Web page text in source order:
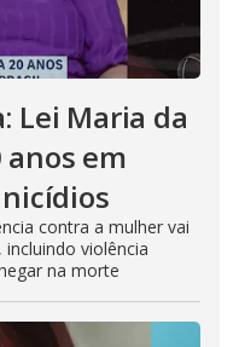
Lei Maria da
em
contra a mulher vai
violência
na morte